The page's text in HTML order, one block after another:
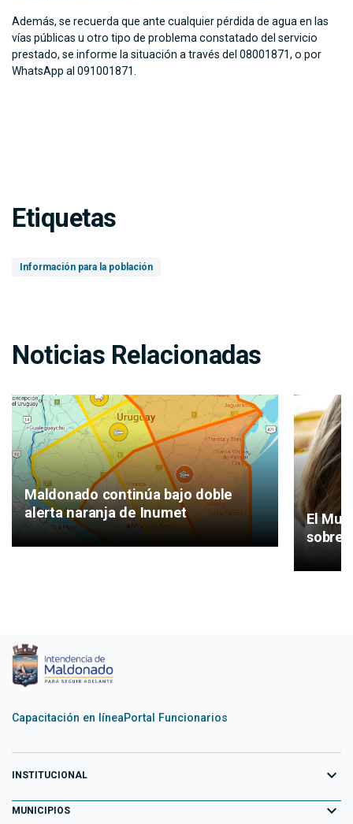
Además, se recuerda que ante cualquier pérdida de agua en las
vías públicas u otro tipo de problema constatado del servicio
prestado, se informe la situación a través del 08001871, o por
WhatsApp al 091001871.
Etiquetas
Información para la población
Noticias Relacionadas
Maldonado continúa bajo doble
alerta naranja de Inumet
El
sobre
Capacitación en líneaPortal Funcionarios
INSTITUCIONAL expand_more
Equipo de Gobierno
MUNICIPIOS expand_more